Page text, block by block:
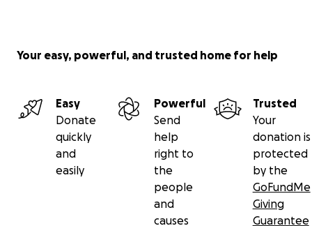
Your easy, powerful, and trusted home for help
Easy
Donate
quickly
and
easily
Powerful
Send
help
right to
the
people
and
causes
Trusted
Your
donation is
protected
by the
GoFundMe
Giving
Guarantee